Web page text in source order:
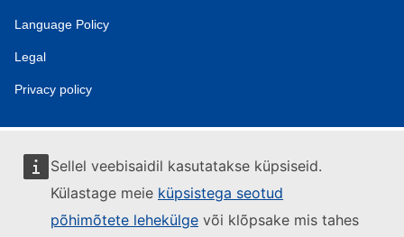
Sellel veebisaidil kasutatakse küpsiseid.
Külastage meie küpsistega seotud
põhimõtete lehekülge või klõpsake mis tahes
Language Policy
Legal
Privacy policy